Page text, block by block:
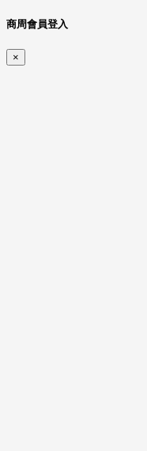
商周會員登入
×